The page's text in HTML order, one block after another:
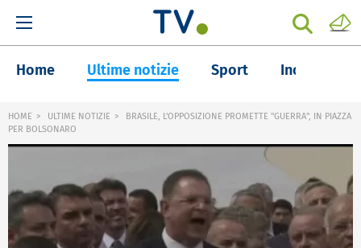
Home Ultime notizie Sport Inchieste
HOME ULTIME NOTIZIE
BRASILE, L'OPPOSIZIONE PROMETTE "GUERRA", IN PIAZZA
PER BOLSONARO